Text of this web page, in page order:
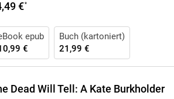
€*
epub
€
Buch (kartoniert)
21,99 €
Dead Will Tell: A Kate Burkholder